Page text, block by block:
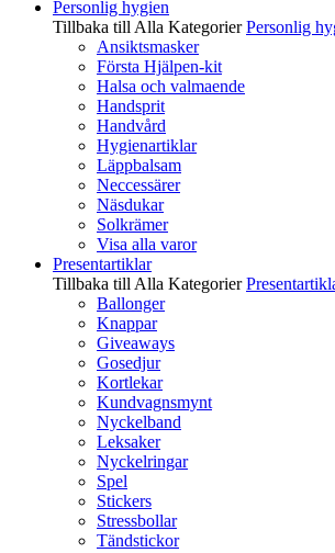
Personlig hygien
Tillbaka till Alla Kategorier Personlig
Ansiktsmasker
Första Hjälpen-kit
Halsa och valmaende
Handsprit
Handvård
Hygienartiklar
Läppbalsam
Neccessärer
Näsdukar
Solkrämer
Visa alla varor
Presentartiklar
Tillbaka till Alla Kategorier
Ballonger
Knappar
Giveaways
Gosedjur
Kortlekar
Kundvagnsmynt
Nyckelband
Leksaker
Nyckelringar
Spel
Stickers
Stressbollar
Tändstickor